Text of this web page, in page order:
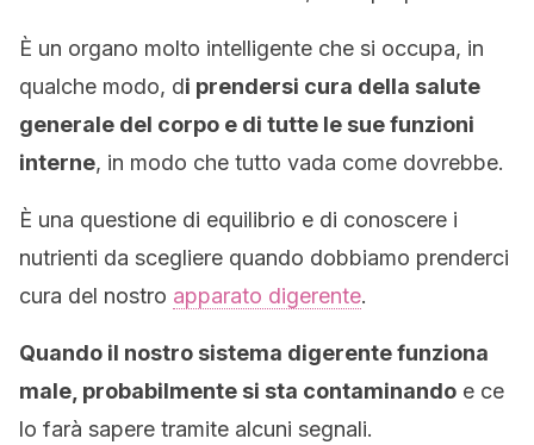
È un organo molto intelligente che si occupa, in
qualche modo, di prendersi cura della salute
generale del corpo e di tutte le sue funzioni
interne, in modo che tutto vada come dovrebbe.
È una questione di equilibrio e di conoscere i
nutrienti da scegliere quando dobbiamo prenderci
cura del nostro apparato digerente.
Quando il nostro sistema digerente funziona
male, probabilmente si sta contaminando e ce
lo farà sapere tramite alcuni segnali.